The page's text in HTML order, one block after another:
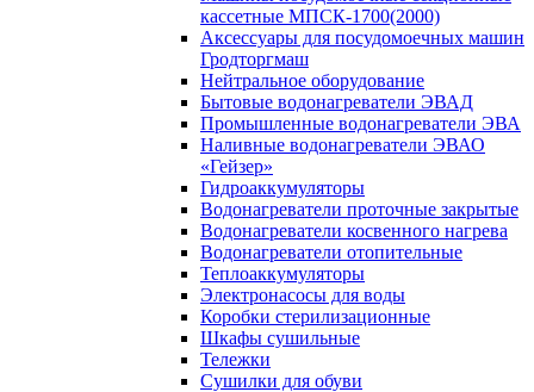
кассетные МПСК-1700(2000)
Аксессуары для посудомоечных машин
Гродторгмаш
Нейтральное оборудование
Бытовые водонагреватели ЭВАД
Промышленные водонагреватели ЭВА
Наливные водонагреватели ЭВАО
«Гейзер»
Гидроаккумуляторы
Водонагреватели проточные закрытые
Водонагреватели косвенного нагрева
Водонагреватели отопительные
Теплоаккумуляторы
Электронасосы для воды
Коробки стерилизационные
Шкафы сушильные
Тележки
Сушилки для обуви